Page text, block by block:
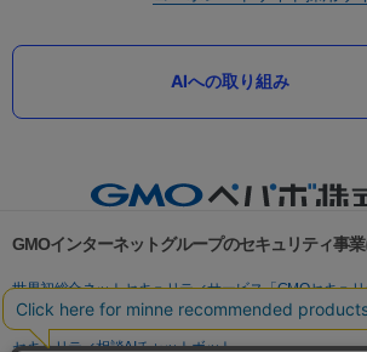
AIへの取り組み
GMOインターネットグループのセキュリティ事
世界初総合ネットセキュリティサービス「GMOセキュリ
パスワード漏洩診断
Webサイトリスク診断
セキュリティ相談AIチャットボット